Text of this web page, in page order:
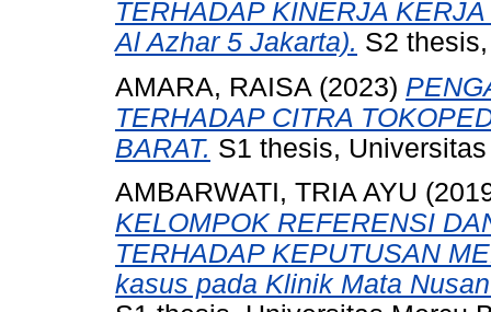
TERHADAP KINERJA
Al Azhar 5 Jakarta). S2
AMARA, RAISA (2023)
TERHADAP CITRA
BARAT. S1 thesis,
AMBARWATI, TRIA AYU
KELOMPOK REFERENSI
TERHADAP KEPUTUSAN
kasus pada Klinik Mata